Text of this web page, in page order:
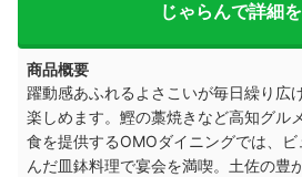
じゃらんで詳細
商品概要
躍動感あふれるよさこいが毎日繰り広
楽しめます。 鰹の藁焼きなど高知グル
食を提供するOMOダイニングでは、
んだ皿鉢料理で宴会を満喫。 土佐の豊